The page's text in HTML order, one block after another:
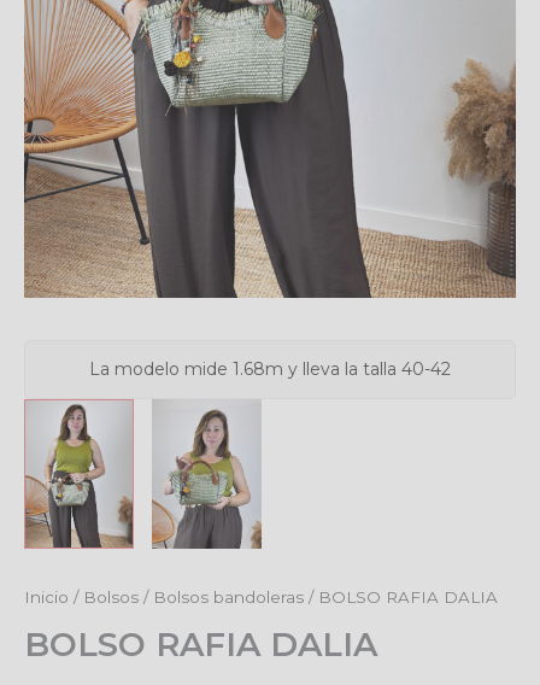
La modelo mide 1.68m y lleva la talla 40-42
Inicio / Bolsos / Bolsos bandoleras / BOLSO RAFIA DALIA
BOLSO RAFIA DALIA
BOLSO
DALIA